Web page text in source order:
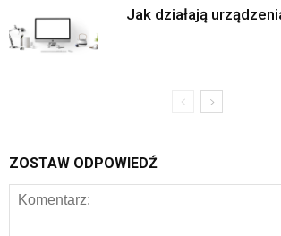
Jak działają
ZOSTAW ODPOWIEDŹ